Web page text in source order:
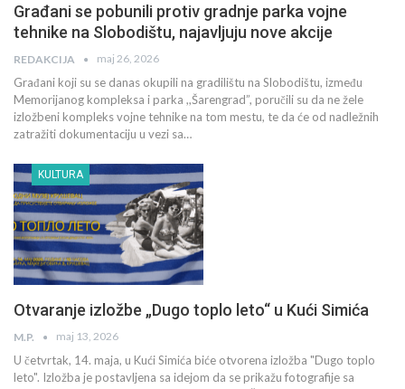
Građani se pobunili protiv gradnje parka vojne
tehnike na Slobodištu, najavljuju nove akcije
REDAKCIJA maj 26, 2026
Građani koji su se danas okupili na gradilištu na Slobodištu, između
Memorijanog kompleksa i parka ,,Šarengrad”, poručili su da ne žele
izložbeni kompleks vojne tehnike na tom mestu, te da će od nadležnih
zatražiti dokumentaciju u vezi sa…
KULTURA
Otvaranje izložbe „Dugo toplo leto“ u Kući Simića
M.P. maj 13, 2026
U četvrtak, 14. maja, u Kući Simića biće otvorena izložba "Dugo toplo
leto". Izložba je postavljena sa idejom da se prikažu fotografije sa